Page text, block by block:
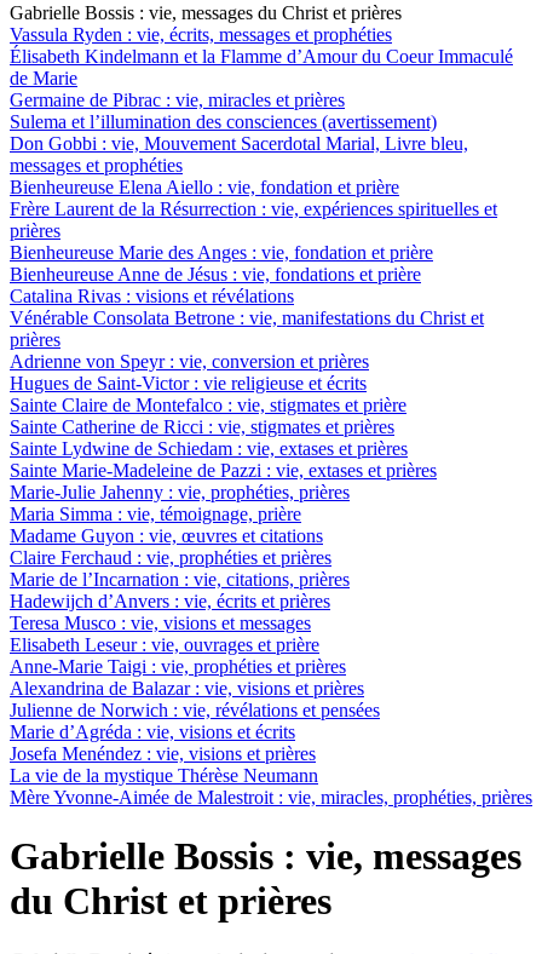
Gabrielle Bossis : vie, messages du Christ et prières
Vassula Ryden : vie, écrits, messages et prophéties
Élisabeth Kindelmann et la Flamme d’Amour du Coeur Immaculé
de Marie
Germaine de Pibrac : vie, miracles et prières
Sulema et l’illumination des consciences (avertissement)
Don Gobbi : vie, Mouvement Sacerdotal Marial, Livre bleu,
messages et prophéties
Bienheureuse Elena Aiello : vie, fondation et prière
Frère Laurent de la Résurrection : vie, expériences spirituelles et
prières
Bienheureuse Marie des Anges : vie, fondation et prière
Bienheureuse Anne de Jésus : vie, fondations et prière
Catalina Rivas : visions et révélations
Vénérable Consolata Betrone : vie, manifestations du Christ et
prières
Adrienne von Speyr : vie, conversion et prières
Hugues de Saint-Victor : vie religieuse et écrits
Sainte Claire de Montefalco : vie, stigmates et prière
Sainte Catherine de Ricci : vie, stigmates et prières
Sainte Lydwine de Schiedam : vie, extases et prières
Sainte Marie-Madeleine de Pazzi : vie, extases et prières
Marie-Julie Jahenny : vie, prophéties, prières
Maria Simma : vie, témoignage, prière
Madame Guyon : vie, œuvres et citations
Claire Ferchaud : vie, prophéties et prières
Marie de l’Incarnation : vie, citations, prières
Hadewijch d’Anvers : vie, écrits et prières
Teresa Musco : vie, visions et messages
Elisabeth Leseur : vie, ouvrages et prière
Anne-Marie Taigi : vie, prophéties et prières
Alexandrina de Balazar : vie, visions et prières
Julienne de Norwich : vie, révélations et pensées
Marie d’Agréda : vie, visions et écrits
Josefa Menéndez : vie, visions et prières
La vie de la mystique Thérèse Neumann
Mère Yvonne-Aimée de Malestroit : vie, miracles, prophéties, prières
Gabrielle Bossis : vie, messages
du Christ et prières